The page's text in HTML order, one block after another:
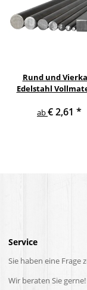
Rund und
Edelstahl
ab€ 2,61 *
Service
Sie haben eine Frage
Wir beraten Sie gerne!